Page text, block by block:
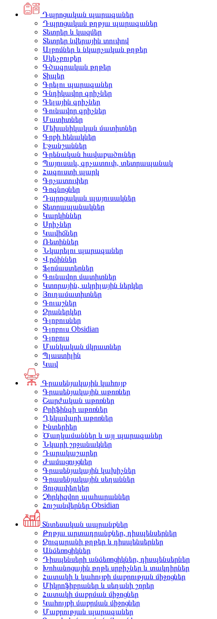
Դպրոցական պարագաներ
Դպրոցական թղթյա պարագաներ
Տետրեր և կազմեր
Տետրեր նվերային տուփով
Ալբոմներ և նկարչական թղթեր
Սկեչբուքեր
Գծագրական թղթեր
Տիպեր
Գրելու պարագաներ
Գնդիկավոր գրիչներ
Գելային գրիչներ
Գունավոր գրիչներ
Մատիտներ
Մեխանիկական մատիտներ
Գրքի հենակներ
Էջանշաններ
Գրենական հավաքածուներ
Պայուսակ, գրչատուփ, տետրապանակ
Հագուստի պարկ
Գրչատուփեր
Գոգնոցներ
Դպրոցական պայուսակներ
Տետրապանակներ
Կարկիններ
Սրիչներ
Կավիճներ
Ռետիններ
Նկարելու պարագաներ
Վրձիններ
Ֆլոմաստերներ
Գունավոր մատիտներ
Կտորային, ակրիլային ներկեր
Յուղամատիտներ
Գուաշներ
Ջրաներկեր
Գլոբուսներ
Գլոբուս Obsidian
Գլոբուս
Մանկական մկրատներ
Պլաստիլին
Կավ
Գրասենյակային կահույք
Գրասենյակային աթոռներ
Շարժական աթոռներ
Բրիֆինգի աթոռներ
Ղեկավարի աթոռներ
Ինտերիեր
Ծաղկամաններ և այլ պարագաներ
Նկարի շրջանակներ
Դարակաշարեր
Ժամացույցներ
Գրասենյակային կախիչներ
Գրասենյակային սեղաններ
Ցուցափեղկեր
Չհրկիզվող պահարաններ
Հուշանվերներ Obsidian
Տնտեսական ապրանքներ
Թղթյա արտադրանքներ, դիսպենսերներ
Զուգարանի թղթեր և դիսպենսերներ
Անձեռոցիկներ
Դիսպենսերի անձեռոցիկներ, դիսպենսերներ
Խոհանոցային թղթե սրբիչներ և տակդիրներ
Հատակի և կահույքի մաքրության միջոցներ
Միկրոֆիբրաներ և սեղանի շորեր
Հատակի մաքրման միջոցներ
Կահույքի մաքրման միջոցներ
Մաքրության պարագաներ